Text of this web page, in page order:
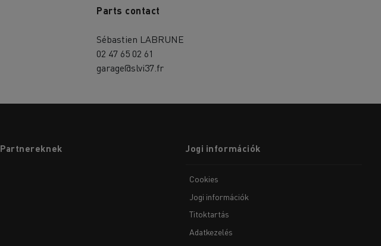
Parts contact
Sébastien LABRUNE
02 47 65 02 61
garage@slvi37.fr
Partnereknek Jogi információk
Cookies
Jogi információk
Titoktartás
Adatkezelés